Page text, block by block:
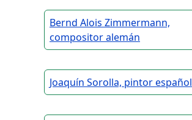
Bernd Alois Zimmermann,
compositor alemán
Joaquín Sorolla, pintor español